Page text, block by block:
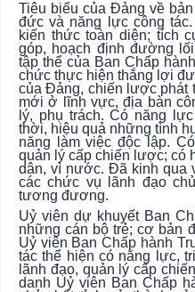
Tiêu biểu của Đảng về
đức và năng lực công
kiến thức toàn diện; tích
góp, hoạch định đường
tập thể của Ban Chấp
chức thực hiện thắng lợi
của Đảng, chiến lược phát
mới ở lĩnh vực, địa bàn
lý, phụ trách. Có năng
thời, hiệu quả những tình
năng làm việc độc lập.
quản lý cấp chiến lược; có
dân, vì nước. Đã kinh qua
các chức vụ lãnh đạo
tương đương.
Uỷ viên dự khuyết Ban
những cán bộ trẻ; cơ bản
Uỷ viên Ban Chấp hành
tác thể hiện có năng lực,
lãnh đạo, quản lý cấp
danh Uỷ viên Ban Chấp